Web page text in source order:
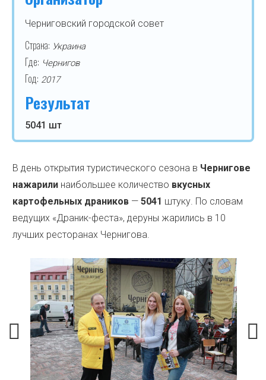
Черниговский городской совет
Страна: Украина
Где: Чернигов
Год: 2017
Результат
5041 шт
В день открытия туристического сезона в Чернигове
нажарилинаибольшее количество вкусных
картофельных драников— 5041 штуку. По словам
ведущих «Драник-феста», деруны жарились в 10
лучших ресторанах Чернигова.